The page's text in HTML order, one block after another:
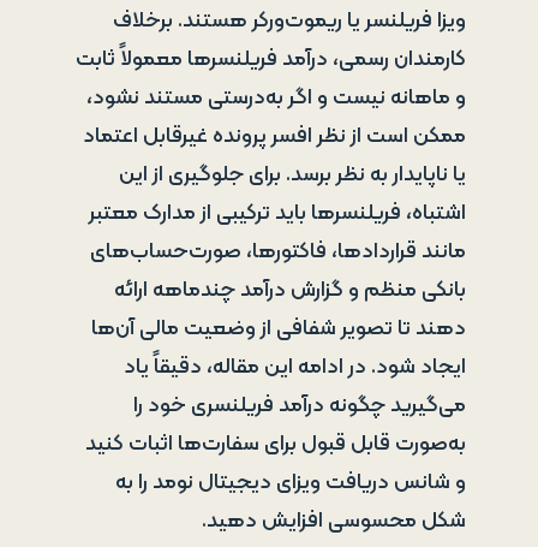
ویزا فریلنسر یا ریموت‌ورکر هستند. برخلاف
کارمندان رسمی، درآمد فریلنسرها معمولاً ثابت
و ماهانه نیست و اگر به‌درستی مستند نشود،
ممکن است از نظر افسر پرونده غیرقابل اعتماد
یا ناپایدار به نظر برسد. برای جلوگیری از این
اشتباه، فریلنسرها باید ترکیبی از مدارک معتبر
مانند قراردادها، فاکتورها، صورت‌حساب‌های
بانکی منظم و گزارش درآمد چندماهه ارائه
دهند تا تصویر شفافی از وضعیت مالی آن‌ها
ایجاد شود. در ادامه این مقاله، دقیقاً یاد
می‌گیرید چگونه درآمد فریلنسری خود را
به‌صورت قابل قبول برای سفارت‌ها اثبات کنید
و شانس دریافت ویزای دیجیتال نومد را به
شکل محسوسی افزایش دهید.